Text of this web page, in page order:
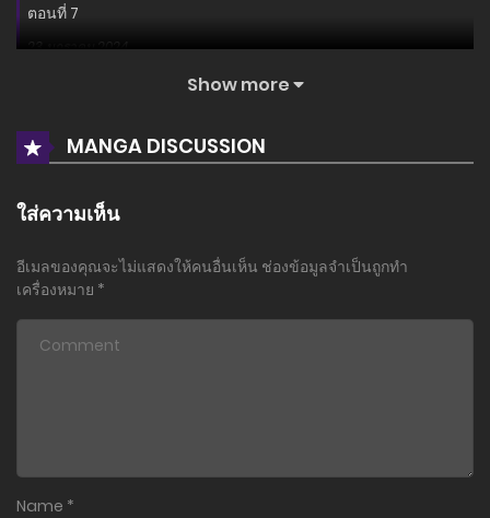
ตอนที่ 7
23 มกราคม 2024
ตอนที่ 5
23 มกราคม 2024
23 มกราคม 2024
ตอนที่ 1
Show more
MANGA DISCUSSION
ใส่ความเห็น
อีเมลของคุณจะไม่แสดงให้คนอื่นเห็น ช่องข้อมูลจำเป็นถูกทำ
เครื่องหมาย *
Name *